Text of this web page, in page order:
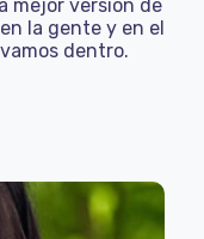
mejor versión de
la gente y en el
dentro.